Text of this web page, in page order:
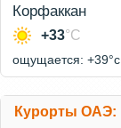
Корфаккан
+33°C
ощущается: +39°c
Курорты ОАЭ: